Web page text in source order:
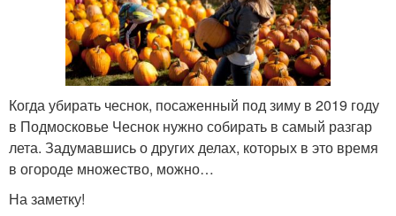
Когда убирать чеснок, посаженный под зиму в 2019 году
в Подмосковье Чеснок нужно собирать в самый разгар
лета. Задумавшись о других делах, которых в это время
в огороде множество, можно…
На заметку!